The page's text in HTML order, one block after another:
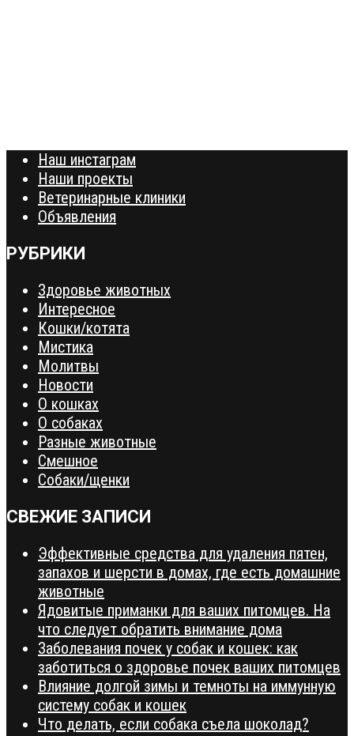
Наш инстаграм
Наши проекты
Ветеринарные клиники
Объявления
РУБРИКИ
Здоровье животных
Интересное
Кошки/котята
Мистика
Молитвы
Новости
О кошках
О собаках
Разные животные
Смешное
Собаки/щенки
СВЕЖИЕ ЗАПИСИ
Эффективные средства для удаления пятен,
запахов и шерсти в домах, где есть домашние
животные
Ядовитые приманки для ваших питомцев. На
что следует обратить внимание дома
Заболевания почек у собак и кошек: как
заботиться о здоровье почек ваших питомцев
Влияние долгой зимы и темноты на иммунную
систему собак и кошек
Что делать, если собака съела шоколад?